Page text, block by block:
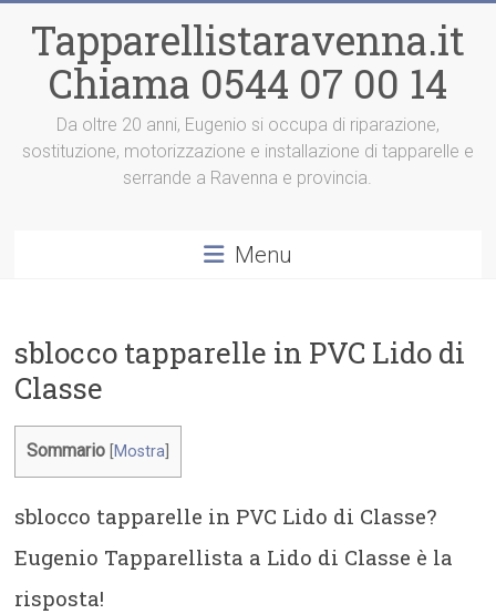
contenuto
Tapparellistaravenna.it
Chiama 0544 07 00 14
Da oltre 20 anni, Eugenio si occupa di riparazione,
sostituzione, motorizzazione e installazione di tapparelle e
serrande a Ravenna e provincia.
Menu
sblocco tapparelle in PVC Lido di
Classe
Sommario Mostra
sblocco tapparelle in PVC Lido di Classe?
Eugenio Tapparellista a Lido di Classe è la
risposta!